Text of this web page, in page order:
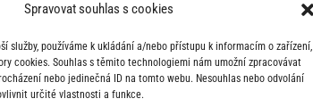
Spravovat souhlas s cookies
služby, používáme k ukládání a/nebo přístupu k informacím o zařízení,
cookies. Souhlas s těmito technologiemi nám umožní zpracovávat
nebo jedinečná ID na tomto webu. Nesouhlas nebo odvolání
určité vlastnosti a funkce.